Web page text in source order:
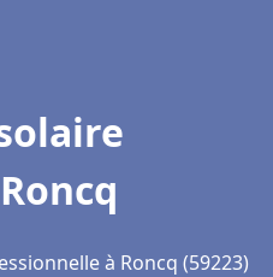
à Roncq (59223)